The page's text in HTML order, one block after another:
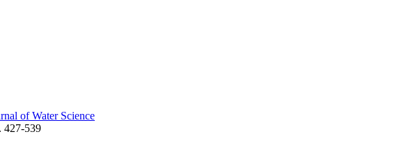
of Water Science
427-539